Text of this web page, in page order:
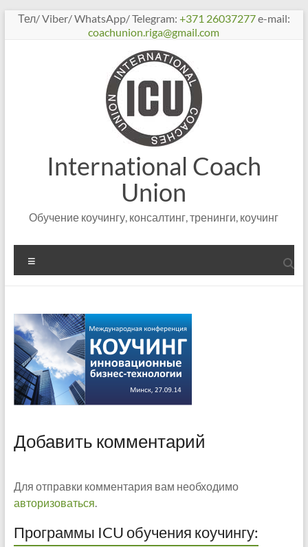
Перейти
Тел/ Viber/ WhatsApp/ Telegram: +371 26037277e-mail:
coachunion.riga@gmail.com
International Coach
Union
Обучение коучингу, консалтинг, тренинги, коучинг
Добавить комментарий
Для отправки комментария вам необходимо
авторизоваться.
Программы ICU обучения коучингу: